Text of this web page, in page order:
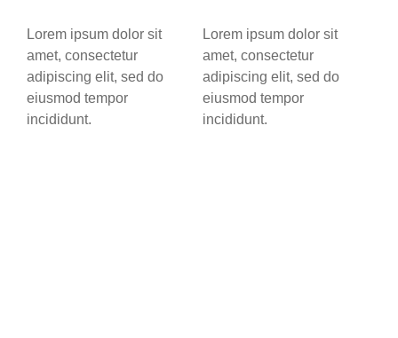
Lorem ipsum dolor sit
amet, consectetur
adipiscing elit, sed do
eiusmod tempor
incididunt.
Lorem ipsum dolor sit
amet, consectetur
adipiscing elit, sed do
eiusmod tempor
incididunt.